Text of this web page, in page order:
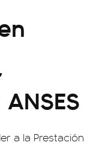
a la Prestación